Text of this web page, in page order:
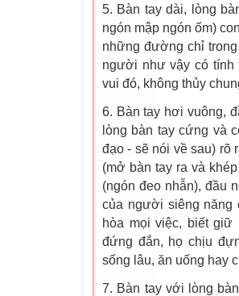
5. Bàn tay dài, lòng
ngón mập ngón ốm)
những đường chỉ
người như vậy có tính
vui đó, không thủy
6. Bàn tay hơi vuông,
lòng bàn tay cứng và
đạo - sẽ nói về sau) rõ
(mở bàn tay ra và
(ngón đeo nhẫn), đầu
của người siêng năng
hòa mọi việc, biết
đứng đắn, họ chịu
sống lâu, ăn uống hay
7. Bàn tay với lòng